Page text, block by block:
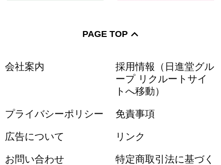
PAGE TOP
会社案内
採用情報（日進堂グル
ープ リクルートサイ
トへ移動）
プライバシーポリシー 免責事項
広告について リンク
お問い合わせ
特定商取引法に基づく